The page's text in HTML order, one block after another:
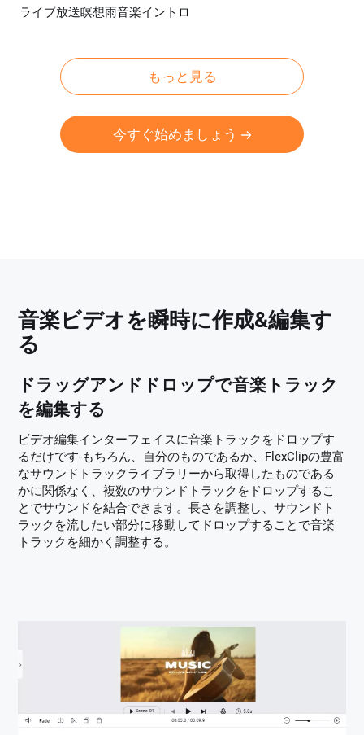
プレビュー
ライブ放送瞑想雨音楽イントロ
もっと見る
今すぐ始めましょう
音楽ビデオを瞬時に作成&編集す
る
ドラッグアンドドロップで音楽トラック
を編集する
ビデオ編集インターフェイスに音楽トラックをドロップす
るだけです-もちろん、自分のものであるか、FlexClipの豊富
なサウンドトラックライブラリーから取得したものである
かに関係なく、複数のサウンドトラックをドロップするこ
とでサウンドを結合できます。長さを調整し、サウンドト
ラックを流したい部分に移動してドロップすることで音楽
トラックを細かく調整する。